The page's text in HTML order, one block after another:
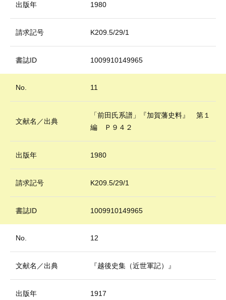
出版年 1980
請求記号 K209.5/29/1
書誌ID 1009910149965
No. 11
文献名／出典
「前田氏系譜」『加賀藩史料』 第１
編 Ｐ９４２
出版年 1980
請求記号 K209.5/29/1
書誌ID 1009910149965
No. 12
文献名／出典 『越後史集（近世軍記）』
出版年 1917